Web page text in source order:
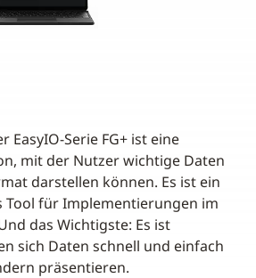
EasyIO-Serie FG+ ist eine
mit der Nutzer wichtige Daten
darstellen können. Es ist ein
Tool für Implementierungen im
das Wichtigste: Es ist
sich Daten schnell und einfach
präsentieren.